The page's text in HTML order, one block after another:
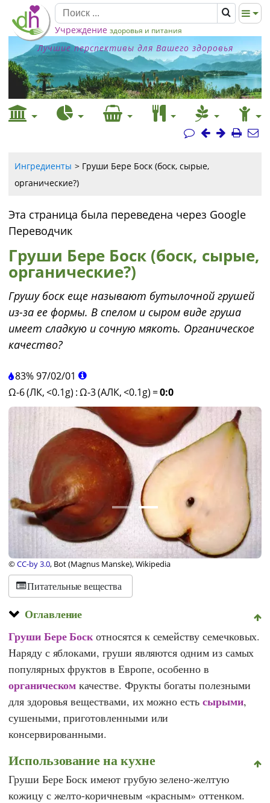
Учреждение здоровья и питания
Лучшие перспективы для Вашего здоровья
Ингредиенты
Груши Бере Боск (боск, сырые,
органические?)
Эта страница была переведена через Google
Переводчик
Груши Бере Боск (боск, сырые,
органические?)
Грушу боск еще называют бутылочной грушей
из-за ее формы. В спелом и сыром виде груша
имеет сладкую и сочную мякоть. Органическое
качество?
83%97/02/01
Ω-6 (ЛК, <0.1g) :Ω-3 (АЛК, <0.1g) =0:0
©CC-by 3.0, Bot (Magnus Manske), Wikipedia
Питательные вещества
Оглавление
Груши Бере Боскотносятся к семейству семечковых.
Наряду с яблоками, груши являются одним из самых
популярных фруктов в Европе, особенно в
органическом качестве. Фрукты богаты полезными
для здоровья веществами, их можно есть сырыми,
сушеными, приготовленными или
консервированными.
Использование на кухне
Груши Бере Боск имеют грубую зелено-желтую
кожицу с желто-коричневым «красным» оттенком.